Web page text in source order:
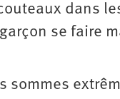
dans
se faire
sommes